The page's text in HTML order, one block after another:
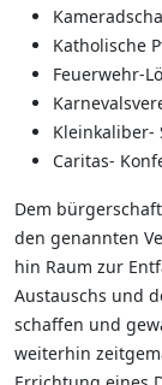
Katholische
Feuerwehr-
Kleinkaliber-
Caritas-
Dem
den genannten
hin Raum zur
Austauschs und
schaffen und
weiterhin